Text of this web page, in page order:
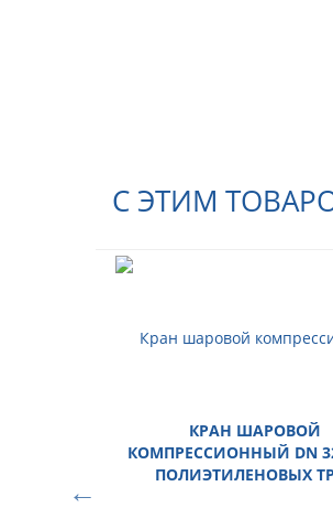
С ЭТИМ
КРАН ШАРОВОЙ
КОМПРЕССИОННЫЙ DN
ПОЛИЭТИЛЕНОВЫХ